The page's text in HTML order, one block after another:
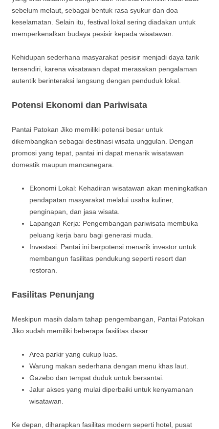
sebelum melaut, sebagai bentuk rasa syukur dan doa
keselamatan. Selain itu, festival lokal sering diadakan untuk
memperkenalkan budaya pesisir kepada wisatawan.
Kehidupan sederhana masyarakat pesisir menjadi daya tarik
tersendiri, karena wisatawan dapat merasakan pengalaman
autentik berinteraksi langsung dengan penduduk lokal.
Potensi Ekonomi dan Pariwisata
Pantai Patokan Jiko memiliki potensi besar untuk
dikembangkan sebagai destinasi wisata unggulan. Dengan
promosi yang tepat, pantai ini dapat menarik wisatawan
domestik maupun mancanegara.
Ekonomi Lokal: Kehadiran wisatawan akan meningkatkan
pendapatan masyarakat melalui usaha kuliner,
penginapan, dan jasa wisata.
Lapangan Kerja: Pengembangan pariwisata membuka
peluang kerja baru bagi generasi muda.
Investasi: Pantai ini berpotensi menarik investor untuk
membangun fasilitas pendukung seperti resort dan
restoran.
Fasilitas Penunjang
Meskipun masih dalam tahap pengembangan, Pantai Patokan
Jiko sudah memiliki beberapa fasilitas dasar:
Area parkir yang cukup luas.
Warung makan sederhana dengan menu khas laut.
Gazebo dan tempat duduk untuk bersantai.
Jalur akses yang mulai diperbaiki untuk kenyamanan
wisatawan.
Ke depan, diharapkan fasilitas modern seperti hotel, pusat